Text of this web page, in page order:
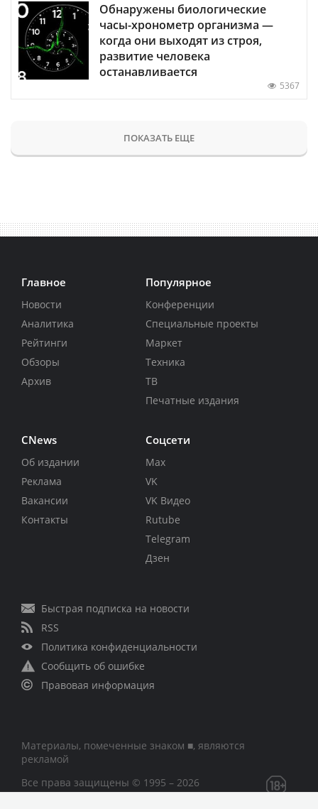
Обнаружены биологические
часы-хронометр организма —
когда они выходят из строя,
развитие человека
останавливается
5367
ПОКАЗАТЬ ЕЩЕ
Главное
Новости
Аналитика
Рейтинги
Обзоры
Архив
Популярное
Конференции
Специальные проекты
Маркет
Техника
ТВ
Печатные издания
CNews
Об издании
Реклама
Вакансии
Контакты
Соцсети
Max
VK
VK Видео
Rutube
Telegram
Дзен
Быстрая подписка на новости
RSS
Политика конфиденциальности
Сообщить об ошибке
Правовая информация
Материалы, помеченные знаком ■, являются
рекламой
Все права защищены © 1995 – 2026